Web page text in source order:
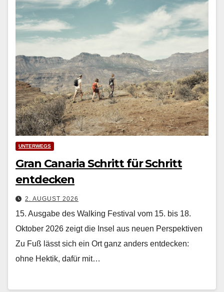
UNTERWEGS
Gran Canaria Schritt für Schritt
entdecken
2. AUGUST 2026
15. Ausgabe des Walking Festival vom 15. bis 18.
Oktober 2026 zeigt die Insel aus neuen Perspektiven
Zu Fuß lässt sich ein Ort ganz anders ent­deck­en:
ohne Hek­tik, dafür mit…